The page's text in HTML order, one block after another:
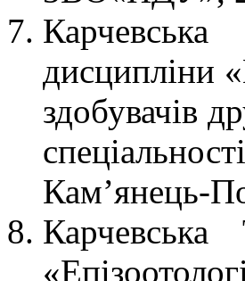
дисципліни
здобувачів
Кам’янець-